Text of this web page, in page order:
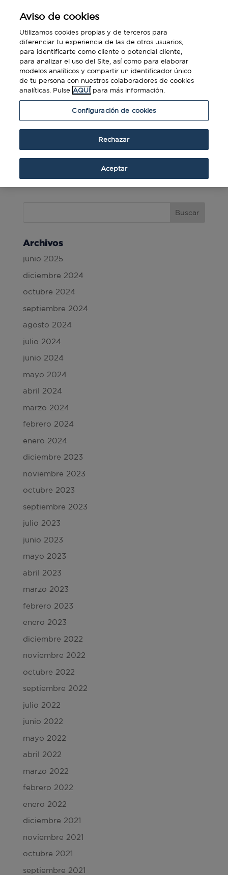
Viajes de Empresa 2014: Benchmarking del
Mercado Español.
porDiners Club|Jul 2, 2015|Descargas
Como cada año, Diners Club Spain presenta el
Benchmarking del Mercado Español, en el que
se recogen los comporamientos de gastos de
los clientes corporativos de Diners Club en
través de la Cuenta de Viaje en el año 2014 y...
Archivos
junio 2025
diciembre 2024
octubre 2024
septiembre 2024
agosto 2024
julio 2024
junio 2024
mayo 2024
abril 2024
marzo 2024
febrero 2024
enero 2024
diciembre 2023
noviembre 2023
octubre 2023
septiembre 2023
julio 2023
junio 2023
mayo 2023
abril 2023
marzo 2023
febrero 2023
enero 2023
diciembre 2022
noviembre 2022
octubre 2022
septiembre 2022
julio 2022
junio 2022
mayo 2022
abril 2022
marzo 2022
febrero 2022
enero 2022
diciembre 2021
noviembre 2021
octubre 2021
septiembre 2021
Aviso de cookies
Utilizamos cookies propias y de terceros para
diferenciar tu experiencia de las de otros usuarios,
para identificarte como cliente o potencial cliente,
para analizar el uso del Site, así como para elaborar
modelos analíticos y compartir un identificador único
de tu persona con nuestros colaboradores de cookies
analíticas. Pulse AQUÍ para más información.
Configuración de cookies
Rechazar
Aceptar